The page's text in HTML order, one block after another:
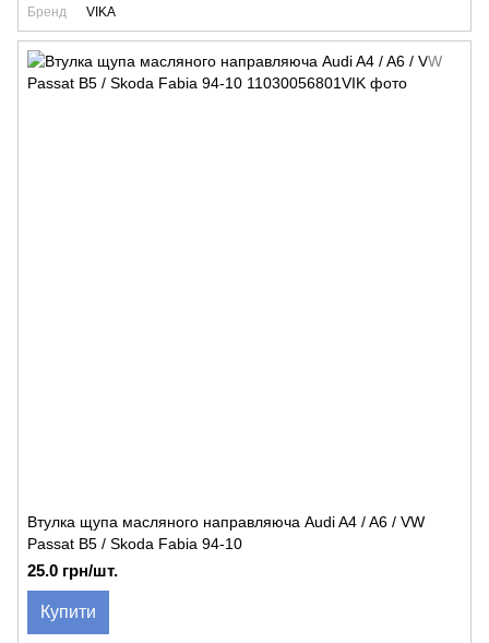
Бренд VIKA
Втулка щупа масляного направляюча Audi A4 / A6 / VW
Passat B5 / Skoda Fabia 94-10
25.0 грн/шт.
Купити